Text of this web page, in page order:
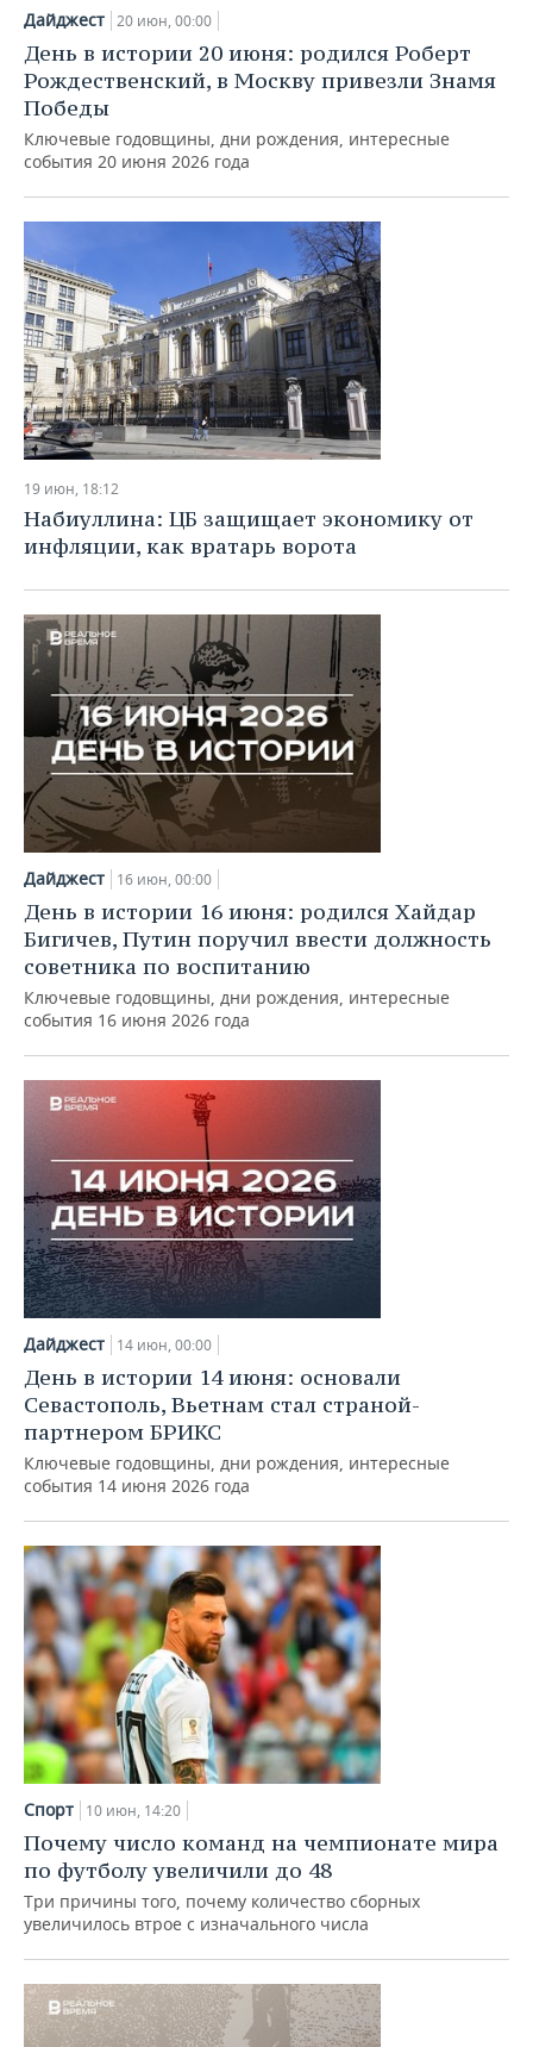
Дайджест 20 июн, 00:00
День в истории 20 июня: родился Роберт
Рождественский, в Москву привезли Знамя
Победы
Ключевые годовщины, дни рождения, интересные
события 20 июня 2026 года
19 июн, 18:12
Набиуллина: ЦБ защищает экономику от
инфляции, как вратарь ворота
Дайджест 16 июн, 00:00
День в истории 16 июня: родился Хайдар
Бигичев, Путин поручил ввести должность
советника по воспитанию
Ключевые годовщины, дни рождения, интересные
события 16 июня 2026 года
Дайджест 14 июн, 00:00
День в истории 14 июня: основали
Севастополь, Вьетнам стал страной-
партнером БРИКС
Ключевые годовщины, дни рождения, интересные
события 14 июня 2026 года
Спорт 10 июн, 14:20
Почему число команд на чемпионате мира
по футболу увеличили до 48
Три причины того, почему количество сборных
увеличилось втрое с изначального числа